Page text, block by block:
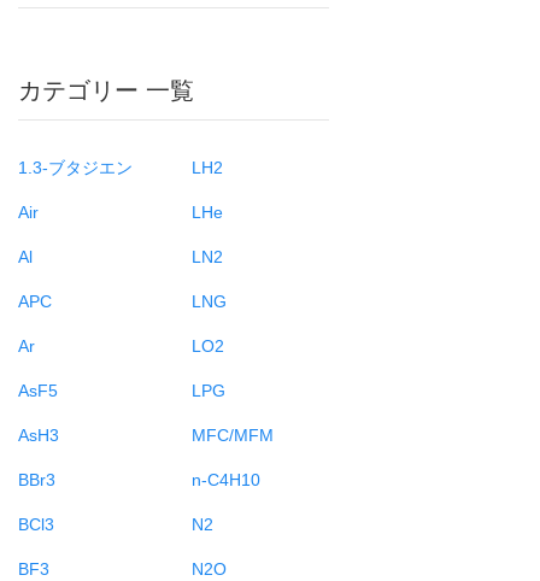
カテゴリー 一覧
1.3-ブタジエン
Air
Al
APC
Ar
AsF5
AsH3
BBr3
BCl3
BF3
LH2
LHe
LN2
LNG
LO2
LPG
MFC/MFM
n-C4H10
N2
N2O